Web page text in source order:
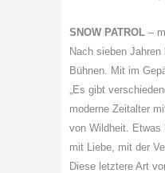
SNOW PATROL –
Nach sieben
Bühnen. Mit im
„Es gibt
moderne Zeitalter
von Wildheit. Etwas
mit Liebe, mit der
Diese letztere Art